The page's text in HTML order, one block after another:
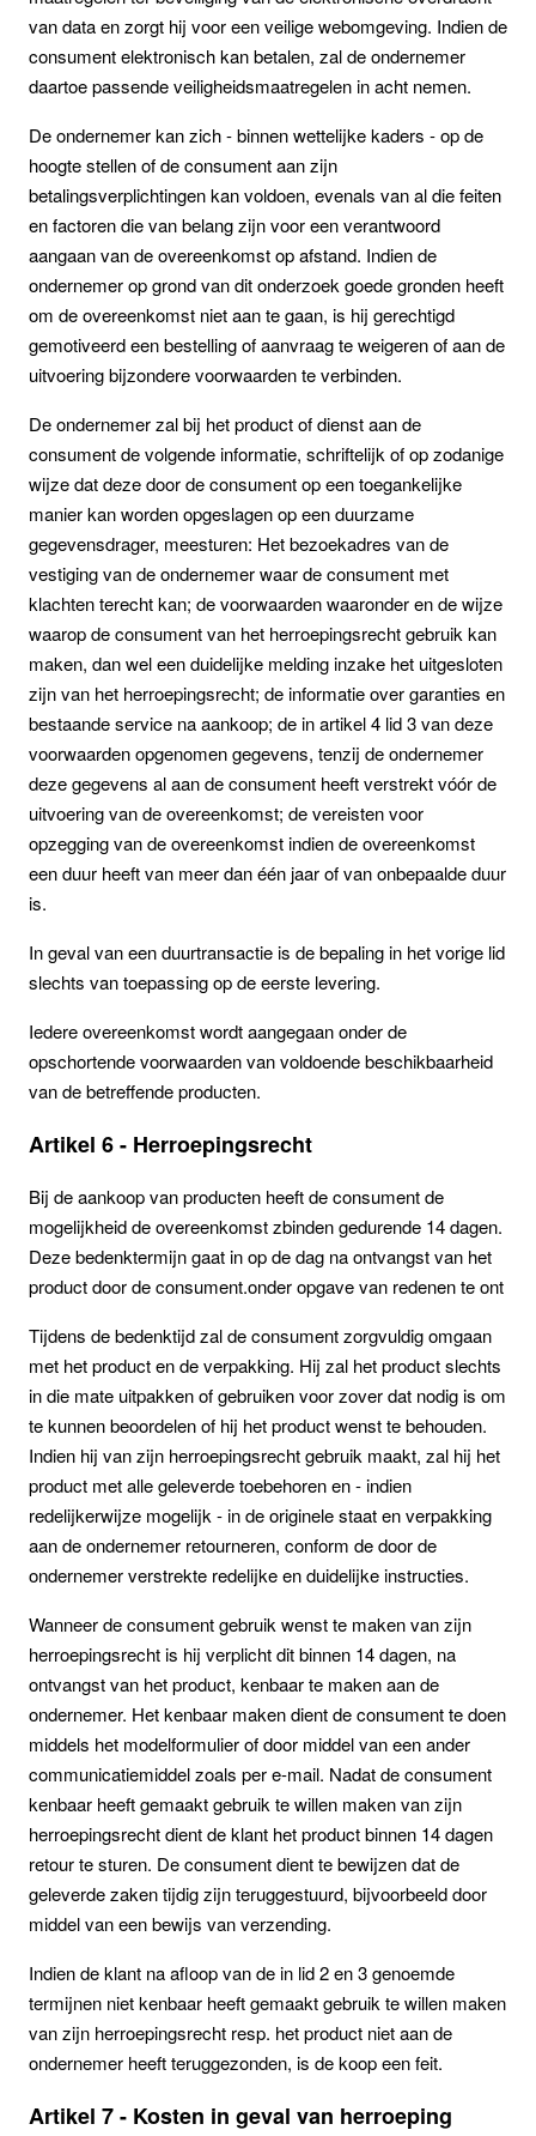
van data en zorgt hij voor een veilige webomgeving. Indien de
consument elektronisch kan betalen, zal de ondernemer
daartoe passende veiligheidsmaatregelen in acht nemen.
De ondernemer kan zich - binnen wettelijke kaders - op de
hoogte stellen of de consument aan zijn
betalingsverplichtingen kan voldoen, evenals van al die feiten
en factoren die van belang zijn voor een verantwoord
aangaan van de overeenkomst op afstand. Indien de
ondernemer op grond van dit onderzoek goede gronden heeft
om de overeenkomst niet aan te gaan, is hij gerechtigd
gemotiveerd een bestelling of aanvraag te weigeren of aan de
uitvoering bijzondere voorwaarden te verbinden.
De ondernemer zal bij het product of dienst aan de
consument de volgende informatie, schriftelijk of op zodanige
wijze dat deze door de consument op een toegankelijke
manier kan worden opgeslagen op een duurzame
gegevensdrager, meesturen: Het bezoekadres van de
vestiging van de ondernemer waar de consument met
klachten terecht kan; de voorwaarden waaronder en de wijze
waarop de consument van het herroepingsrecht gebruik kan
maken, dan wel een duidelijke melding inzake het uitgesloten
zijn van het herroepingsrecht; de informatie over garanties en
bestaande service na aankoop; de in artikel 4 lid 3 van deze
voorwaarden opgenomen gegevens, tenzij de ondernemer
deze gegevens al aan de consument heeft verstrekt vóór de
uitvoering van de overeenkomst; de vereisten voor
opzegging van de overeenkomst indien de overeenkomst
een duur heeft van meer dan één jaar of van onbepaalde duur
is.
In geval van een duurtransactie is de bepaling in het vorige lid
slechts van toepassing op de eerste levering.
Iedere overeenkomst wordt aangegaan onder de
opschortende voorwaarden van voldoende beschikbaarheid
van de betreffende producten.
Artikel 6 - Herroepingsrecht
Bij de aankoop van producten heeft de consument de
mogelijkheid de overeenkomst zbinden gedurende 14 dagen.
Deze bedenktermijn gaat in op de dag na ontvangst van het
product door de consument.onder opgave van redenen te ont
Tijdens de bedenktijd zal de consument zorgvuldig omgaan
met het product en de verpakking. Hij zal het product slechts
in die mate uitpakken of gebruiken voor zover dat nodig is om
te kunnen beoordelen of hij het product wenst te behouden.
Indien hij van zijn herroepingsrecht gebruik maakt, zal hij het
product met alle geleverde toebehoren en - indien
redelijkerwijze mogelijk - in de originele staat en verpakking
aan de ondernemer retourneren, conform de door de
ondernemer verstrekte redelijke en duidelijke instructies.
Wanneer de consument gebruik wenst te maken van zijn
herroepingsrecht is hij verplicht dit binnen 14 dagen, na
ontvangst van het product, kenbaar te maken aan de
ondernemer. Het kenbaar maken dient de consument te doen
middels het modelformulier of door middel van een ander
communicatiemiddel zoals per e-mail. Nadat de consument
kenbaar heeft gemaakt gebruik te willen maken van zijn
herroepingsrecht dient de klant het product binnen 14 dagen
retour te sturen. De consument dient te bewijzen dat de
geleverde zaken tijdig zijn teruggestuurd, bijvoorbeeld door
middel van een bewijs van verzending.
Indien de klant na afloop van de in lid 2 en 3 genoemde
termijnen niet kenbaar heeft gemaakt gebruik te willen maken
van zijn herroepingsrecht resp. het product niet aan de
ondernemer heeft teruggezonden, is de koop een feit.
Artikel 7 - Kosten in geval van herroeping